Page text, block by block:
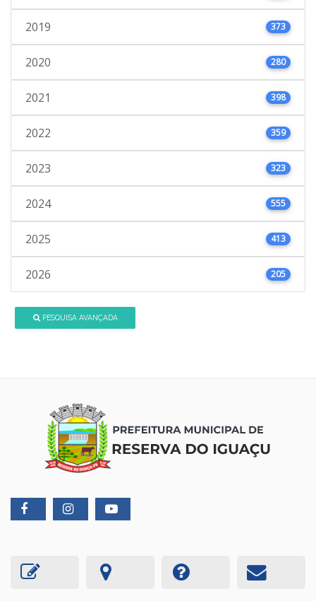
2019 373
2020 280
2021 398
2022 359
2023 323
2024 555
2025 413
2026 205
PESQUISA AVANÇADA